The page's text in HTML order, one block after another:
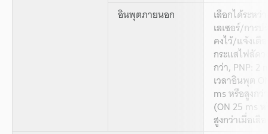
อินพุตภายนอก
เลือกได้ระห
เลเซอร์/การ
คงไว้/แจ้งเ
กระแสไฟลัด
กว่า, PNP: 2
เวลาอินพุต
ms หรือสูงกว่า
(ON 25 ms
สูงกว่าเมื่อเ